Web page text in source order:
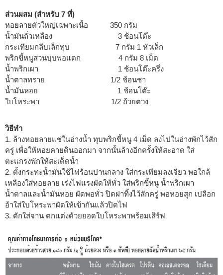
ส่วนผสม (สำหรับ 7 ที่)
หอยลายตัวใหญ่เฉพาะเนื้อ 350 กรัม
น้ำมันถั่วเหลือง 3 ช้อนโต๊ะ
กระเทียมกลีบเล็กทุบ 7 กรัม 1 หัวเล็ก
พริกขี้หนูสวนบุบพอแตก 4 กรัม 8 เม็ด
น้ำพริกเผา 1 ช้อนโต๊ะครึ่ง
น้ำตาลทราย 1/2 ช้อนชา
น้ำมันหอย 1 ช้อนโต๊ะ
ใบโหระพา 1/2 ถ้วยตวง
วิธีทำ
1. ล้างหอยลายแช่ในอ่างน้ำ ทุบพริกขี้หนู 4 เม็ด ลงไปในอ่างพักไว้สัก
ครู่ เพื่อให้หอยคายดินออกมา จากนั้นล้างอีกครั้งให้สะอาด ใส่
ตะแกรงพักให้สะเด็ดน้ำ
2. ตั้งกระทะน้ำมันใช้ไฟร้อนปานกลาง ใส่กระเทียมลงเจียว พอใกล้
เหลืองใส่หอยลาย เร่งไฟแรงผัดให้ทั่ว ใส่พริกขี้หนู น้ำพริกเผา
น้ำตาลและน้ำมันหอย ผัดพอทั่ว ปิดฝาทิ้งไว้สักครู่ พอหอยสุก เปลือก
อ้าใส่ใบโหระพาผัดให้เข้ากันแล้วปิดไฟ
3. ตักใส่จาน ตกแต่งด้วยยอดใบโหระพาพร้อมเสิร์ฟ